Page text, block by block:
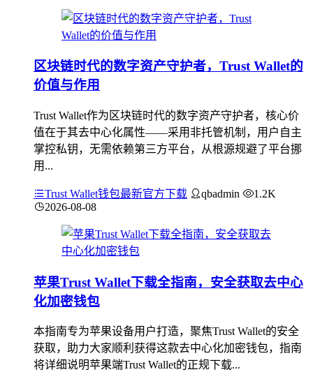
区块链时代的数字资产守护者，Trust Wallet的
价值与作用
Trust Wallet作为区块链时代的数字资产守护者，核心价
值在于其去中心化属性——采用非托管机制，用户自主
掌控私钥，无需依赖第三方平台，从根源规避了平台挪
用...
Trust Wallet钱包最新官方下载 qbadmin
1.2K
2026-08-08
苹果Trust Wallet下载全指南，安全获取去中心
化加密钱包
本指南专为苹果设备用户打造，聚焦Trust Wallet的安全
获取，助力大家顺利获得这款去中心化加密钱包，指南
将详细说明苹果端Trust Wallet的正规下载...